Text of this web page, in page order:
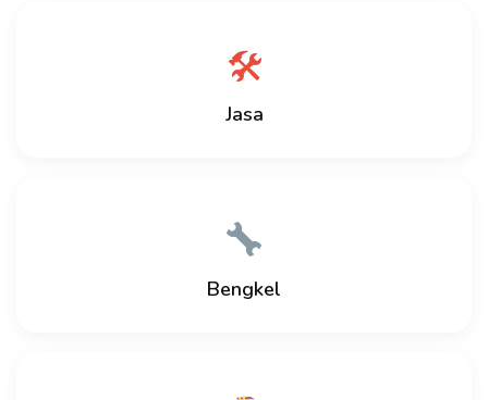
🛠
Jasa
Bengkel